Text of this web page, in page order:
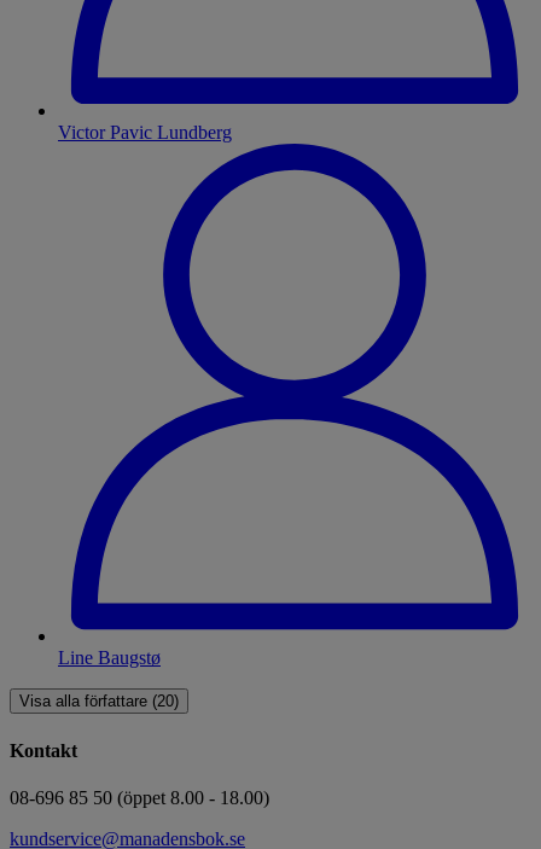
Victor Pavic Lundberg
Line Baugstø
Visa alla författare (20)
Kontakt
08-696 85 50 (öppet 8.00 - 18.00)
kundservice@manadensbok.se